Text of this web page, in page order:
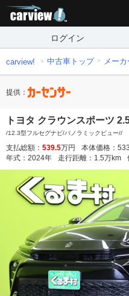
ログイン
carview! 中古車トップ メー
提供：
トヨタ クラウンスポーツ
/12.3型フルセグナビ/パノラミックビュー//
支払総額： 539.5万円 本体価格：
年式： 2024年 走行距離： 1.5万km